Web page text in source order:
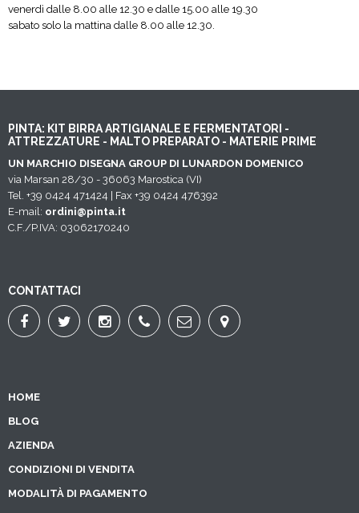
venerdì dalle 8.00 alle 12.30 e dalle 15.00 alle 19.30
sabato solo la mattina dalle 8.00 alle 12.30.
PINTA: KIT BIRRA ARTIGIANALE E FERMENTATORI -
ATTREZZATURE - MALTO PREPARATO - MATERIE PRIME
UN MARCHIO DISEGNA GROUP DI LUNARDON DOMENICO
via Marsan 28/30 - 36063 Marostica (VI)
Tel. +39 0424 471424 | Fax +39 0424 476392
E-mail: ordini@pinta.it
C.F./P.IVA: 03062170240
CONTATTACI
HOME
BLOG
AZIENDA
CONDIZIONI DI VENDITA
MODALITÀ DI PAGAMENTO